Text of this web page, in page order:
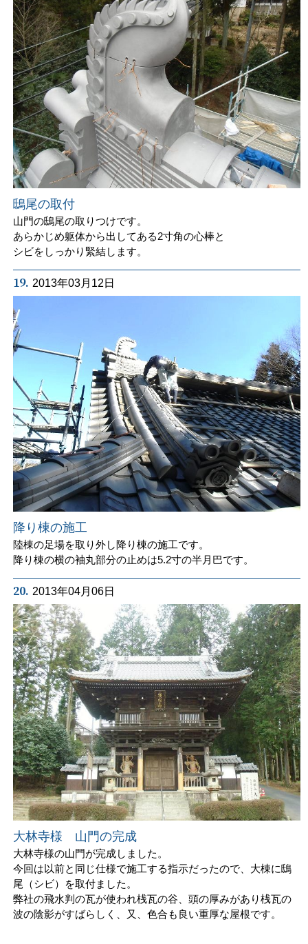
鴟尾の取付
山門の鴟尾の取りつけです。
あらかじめ躯体から出してある2寸角の心棒と
シビをしっかり緊結します。
19. 2013年03月12日
降り棟の施工
陸棟の足場を取り外し降り棟の施工です。
降り棟の横の袖丸部分の止めは5.2寸の半月巴です。
20. 2013年04月06日
大林寺様 山門の完成
大林寺様の山門が完成しました。
今回は以前と同じ仕様で施工する指示だったので、大棟に鴟
尾（シビ）を取付ました。
弊社の飛水判の瓦が使われ桟瓦の谷、頭の厚みがあり桟瓦の
波の陰影がすばらしく、又、色合も良い重厚な屋根です。